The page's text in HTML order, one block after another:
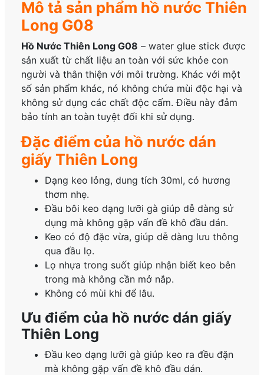
Mô tả sản phẩm hồ nước Thiên
Long G08
Hồ Nước Thiên Long G08 – water glue stick được
sản xuất từ chất liệu an toàn với sức khỏe con
người và thân thiện với môi trường. Khác với một
số sản phẩm khác, nó không chứa mùi độc hại và
không sử dụng các chất độc cấm. Điều này đảm
bảo tính an toàn tuyệt đối khi sử dụng.
Đặc điểm của hồ nước dán
giấy Thiên Long
Dạng keo lỏng, dung tích 30ml, có hương
thơm nhẹ.
Đầu bôi keo dạng lưỡi gà giúp dễ dàng sử
dụng mà không gặp vấn đề khô đầu dán.
Keo có độ đặc vừa, giúp dễ dàng lưu thông
qua đầu lọ.
Lọ nhựa trong suốt giúp nhận biết keo bên
trong mà không cần mở nắp.
Không có mùi khi để lâu.
Ưu điểm của hồ nước dán giấy
Thiên Long
Đầu keo dạng lưỡi gà giúp keo ra đều đặn
mà không gặp vấn đề khô đầu dán.